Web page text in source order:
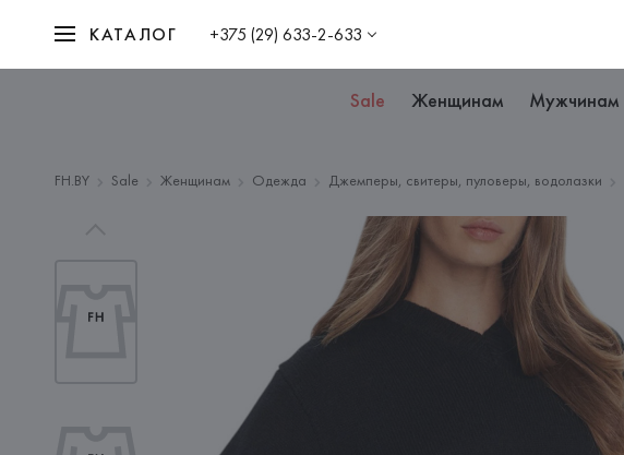
КАТАЛОГ +375 (29) 633-2-633
Sale Женщинам Мужчинам
FH.BY Sale Женщинам Одежда Джемперы, свитеры, пуловеры, водолазки